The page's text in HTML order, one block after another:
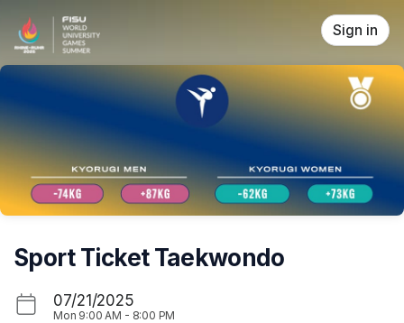
Sign in
Sport Ticket Taekwondo
07/21/2025
Mon 9:00 AM - 8:00 PM